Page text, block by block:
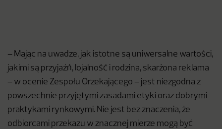
– Mając na uwadze, jak istotne są uniwersalne wartości,
jakimi są przyjaźń, lojalność i rodzina, skarżona reklama
– w ocenie Zespołu Orzekającego – jest niezgodna z
powszechnie przyjętymi zasadami etyki oraz dobrymi
praktykami rynkowymi. Nie jest bez znaczenia, że
odbiorcami przekazu w znacznej mierze mogą być